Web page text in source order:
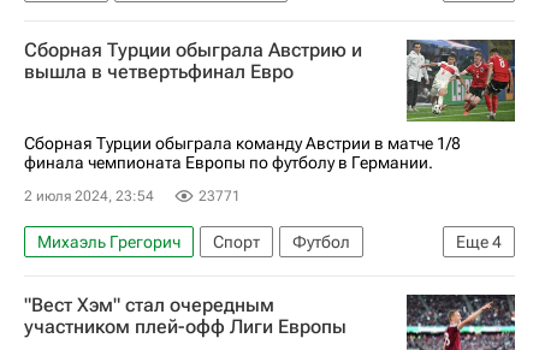
Филипп Линхарт
Штефан Пош
Лига Наций
Лига наций УЕФА. Лига B
Сборная Турции обыграла Австрию и
вышла в четвертьфинал Евро
Сборная Турции обыграла команду Австрии в матче 1/8
финала чемпионата Европы по футболу в Германии.
2 июля 2024, 23:54 23771
Еще4
Михаэль Грегорич Спорт
Футбол
Мерих Демирал
Евро-2024
Турция
Австрия
"Вест Хэм" стал очередным
участником плей-офф Лиги Европы